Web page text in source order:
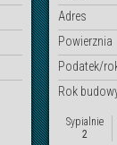
Adres
Powierznia
Podatek/
Rok
Sypialnie
2